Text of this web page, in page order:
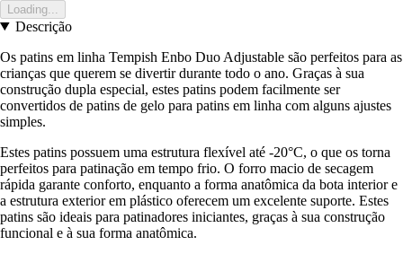
Loading...
Descrição
Os patins em linha Tempish Enbo Duo Adjustable são perfeitos para as
crianças que querem se divertir durante todo o ano. Graças à sua
construção dupla especial, estes patins podem facilmente ser
convertidos de patins de gelo para patins em linha com alguns ajustes
simples.
Estes patins possuem uma estrutura flexível até -20°C, o que os torna
perfeitos para patinação em tempo frio. O forro macio de secagem
rápida garante conforto, enquanto a forma anatômica da bota interior e
a estrutura exterior em plástico oferecem um excelente suporte. Estes
patins são ideais para patinadores iniciantes, graças à sua construção
funcional e à sua forma anatômica.